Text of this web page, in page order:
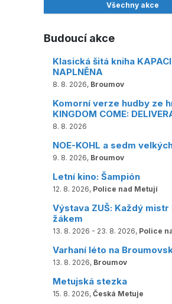
Všechny akce
Budoucí akce
Klasická šitá kniha
NAPLNĚNA
8. 8. 2026, Broumov
Komorní verze hudby ze
KINGDOM COME:
8. 8. 2026
NOE-KOHL a sedm
9. 8. 2026, Broumov
Letní kino: Šampión
12. 8. 2026, Police nad Metují
Výstava ZUŠ: Každý
žákem
13. 8. 2026 - 23. 8. 2026, Police
Varhaní léto na
13. 8. 2026, Broumov
Metujská stezka
15. 8. 2026, Česká Metuje